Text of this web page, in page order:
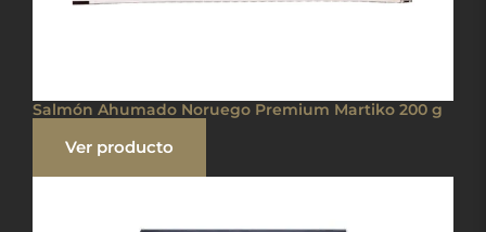
Salmón Ahumado Noruego Premium Martiko 200 g
Ver producto